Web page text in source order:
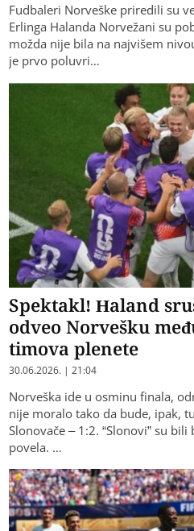
Fudbaleri Norveške priredili su
Erlinga Halanda Norvežani su
možda nije bila na najvišem
je prvo poluvri…
Spektakl! Haland
odveo Norvešku
timova plenete
30.06.2026. | 21:04
Norveška ide u osminu finala,
nije moralo tako da bude, ipak,
Slonovače – 1:2. “Slonovi” su
povela. …